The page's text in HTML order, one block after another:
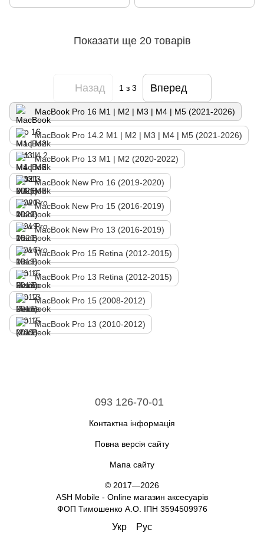
Показати ще 20 товарів
Назад 1з 3 Вперед
MacBook Pro 16 М1 | М2 | M3 | M4 | M5 (2021-2026)
MacBook Pro 14.2 М1 | М2 | M3 | M4 | M5 (2021-2026)
MacBook Pro 13 M1 | M2 (2020-2022)
MacBook New Pro 16 (2019-2020)
MacBook New Pro 15 (2016-2019)
MacBook New Pro 13 (2016-2019)
MacBook Pro 15 Retina (2012-2015)
MacBook Pro 13 Retina (2012-2015)
MacBook Pro 15 (2008-2012)
MacBook Pro 13 (2010-2012)
093 126-70-01
Контактна інформація
Повна версія сайту
Мапа сайту
© 2017—2026
ASH Mobile - Online магазин аксесуарів
ФОП Тимошенко А.О. ІПН 3594509976
Укр Рус